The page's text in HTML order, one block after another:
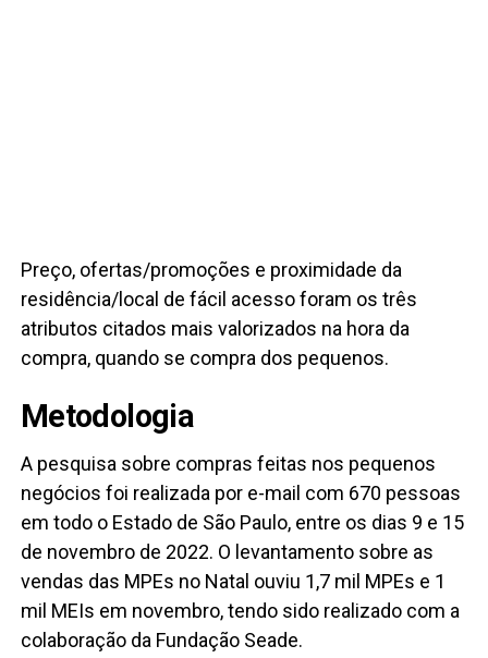
Preço, ofertas/promoções e proximidade da
residência/local de fácil acesso foram os três
atributos citados mais valorizados na hora da
compra, quando se compra dos pequenos.
Metodologia
A pesquisa sobre compras feitas nos pequenos
negócios foi realizada por e-mail com 670 pessoas
em todo o Estado de São Paulo, entre os dias 9 e 15
de novembro de 2022. O levantamento sobre as
vendas das MPEs no Natal ouviu 1,7 mil MPEs e 1
mil MEIs em novembro, tendo sido realizado com a
colaboração da Fundação Seade.